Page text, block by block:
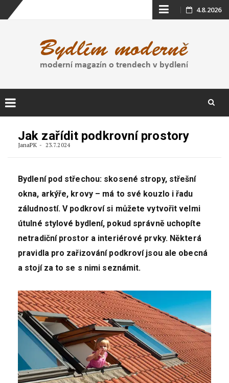
Skip
content
4.8.2026
content
Jak zařídit podkrovní prostory
JanaPK 23.7.2024
Bydlení pod střechou: skosené stropy, střešní
okna, arkýře, krovy – má to své kouzlo i řadu
záludností. V podkroví si můžete vytvořit velmi
útulné stylové bydlení, pokud správně uchopíte
netradiční prostor a interiérové prvky. Některá
pravidla pro zařizování podkroví jsou ale obecná
a stojí za to se s nimi seznámit.